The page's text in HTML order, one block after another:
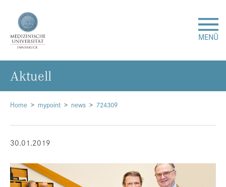
MENÜ
Forschung
Studium & Lehre
Krankenversorgung
Über uns
Home mypoint news 724309
30.01.2019
Ak­tu­ell